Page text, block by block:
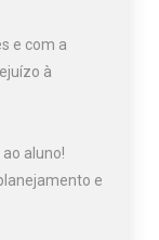
e com a
à
aluno!
e